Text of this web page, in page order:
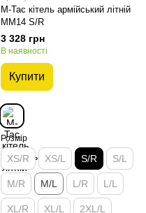
M-Tac кітель армійський літній
MM14 S/R
3 328 грн
В наявності
Купити
Розмір
XS/R XS/L S/R S/L
M/R M/L L/R L/L
XL/R XL/L 2XL/L